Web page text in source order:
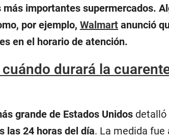
más importantes supermercados.
por ejemplo,Walmart anunció
en el horario de atención.
durará la
grande de Estados Unidos detalló
las 24 horas del día. La medida fue